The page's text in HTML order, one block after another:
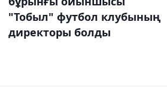
"Тобыл" футбол клубының
директоры болды